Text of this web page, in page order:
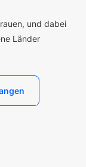
und dabei
Länder